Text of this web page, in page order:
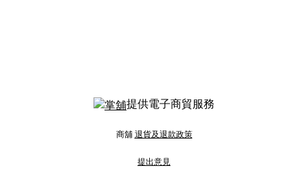
提供電子商貿服務
商舖 退貨及退款政策
提出意見